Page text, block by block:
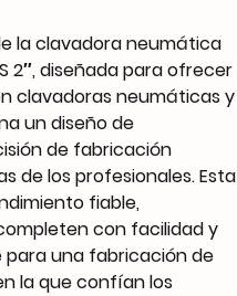
la clavadora neumática
2″, diseñada para ofrecer
clavadoras neumáticas y
un diseño de
de fabricación
de los profesionales. Esta
fiable,
con facilidad y
para una fabricación de
la que confían los